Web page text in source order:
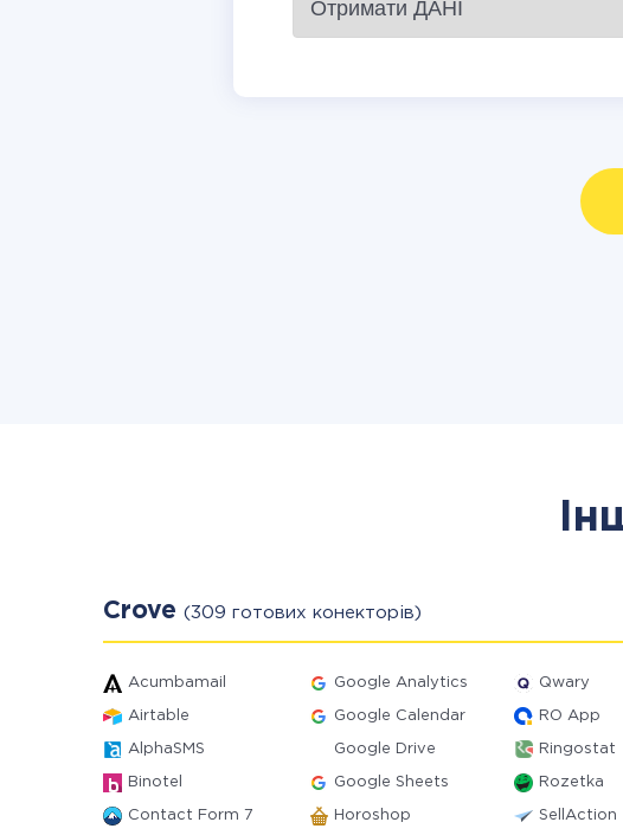
Crove (309 готових конекторів)
Acumbamail Google Analytics Qwary
Airtable Google Calendar RO App
AlphaSMS Google Drive Ringostat
Binotel Google Sheets Rozetka
Contact Form 7 Horoshop SellAction